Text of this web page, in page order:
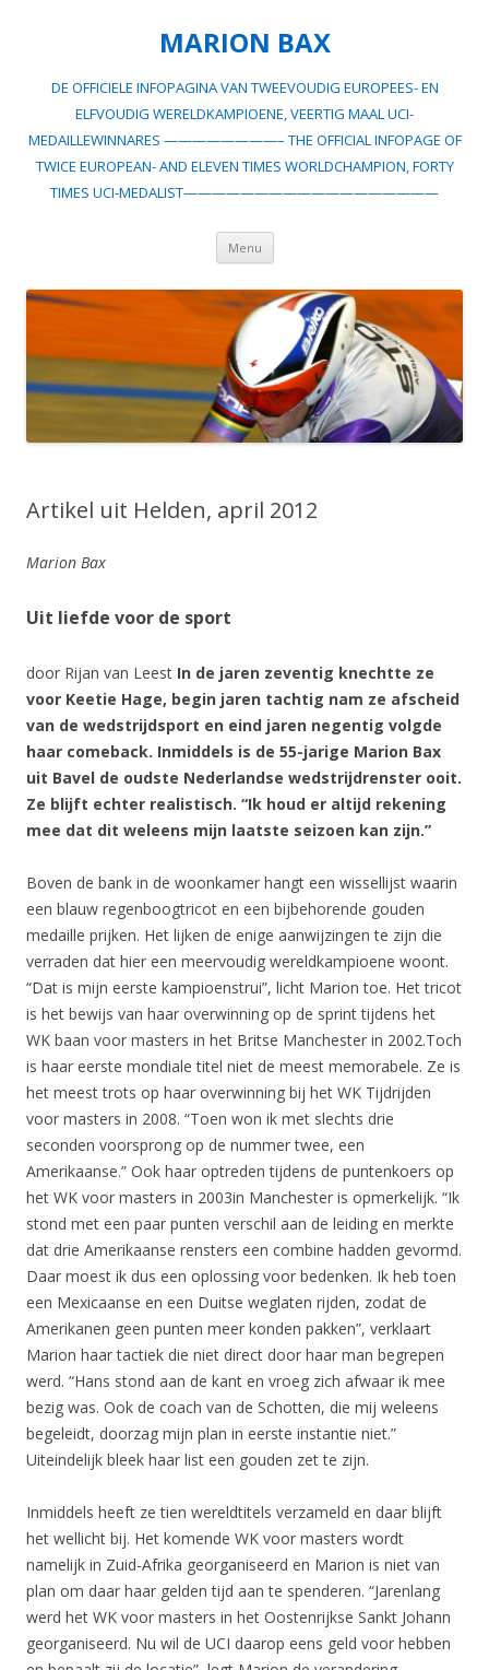
MARION BAX
DE OFFICIELE INFOPAGINA VAN TWEEVOUDIG EUROPEES- EN
ELFVOUDIG WERELDKAMPIOENE, VEERTIG MAAL UCI-
MEDAILLEWINNARES ————————– THE OFFICIAL INFOPAGE OF
TWICE EUROPEAN- AND ELEVEN TIMES WORLDCHAMPION, FORTY
TIMES UCI-MEDALIST——————————————————
Menu Spring
inhoud
Artikel uit Helden, april 2012
Marion Bax
Uit liefde voor de sport
door Rijan van Leest In de jaren zeventig knechtte ze
voor Keetie Hage, begin jaren tachtig nam ze afscheid
van de wedstrijdsport en eind jaren negentig volgde
haar comeback. Inmiddels is de 55-jarige Marion Bax
uit Bavel de oudste Nederlandse wedstrijdrenster ooit.
Ze blijft echter realistisch. “Ik houd er altijd rekening
mee dat dit weleens mijn laatste seizoen kan zijn.”
Boven de bank in de woonkamer hangt een wissellijst waarin
een blauw regenboogtricot en een bijbehorende gouden
medaille prijken. Het lijken de enige aanwijzingen te zijn die
verraden dat hier een meervoudig wereldkampioene woont.
“Dat is mijn eerste kampioenstrui”, licht Marion toe. Het tricot
is het bewijs van haar overwinning op de sprint tijdens het
WK baan voor masters in het Britse Manchester in 2002.Toch
is haar eerste mondiale titel niet de meest memorabele. Ze is
het meest trots op haar overwinning bij het WK Tijdrijden
voor masters in 2008. “Toen won ik met slechts drie
seconden voorsprong op de nummer twee, een
Amerikaanse.” Ook haar optreden tijdens de puntenkoers op
het WK voor masters in 2003in Manchester is opmerkelijk. “Ik
stond met een paar punten verschil aan de leiding en merkte
dat drie Amerikaanse rensters een combine hadden gevormd.
Daar moest ik dus een oplossing voor bedenken. Ik heb toen
een Mexicaanse en een Duitse weglaten rijden, zodat de
Amerikanen geen punten meer konden pakken”, verklaart
Marion haar tactiek die niet direct door haar man begrepen
werd. “Hans stond aan de kant en vroeg zich afwaar ik mee
bezig was. Ook de coach van de Schotten, die mij weleens
begeleidt, doorzag mijn plan in eerste instantie niet.”
Uiteindelijk bleek haar list een gouden zet te zijn.
Inmiddels heeft ze tien wereldtitels verzameld en daar blijft
het wellicht bij. Het komende WK voor masters wordt
namelijk in Zuid-Afrika georganiseerd en Marion is niet van
plan om daar haar gelden tijd aan te spenderen. “Jarenlang
werd het WK voor masters in het Oostenrijkse Sankt Johann
georganiseerd. Nu wil de UCI daarop eens geld voor hebben